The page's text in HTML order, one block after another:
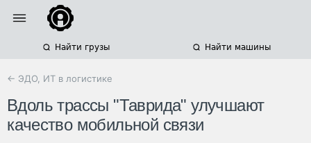
Найти грузы Найти машины
← ЭДО, ИТ в логистике
Вдоль трассы "Таврида" улучшают
качество мобильной связи